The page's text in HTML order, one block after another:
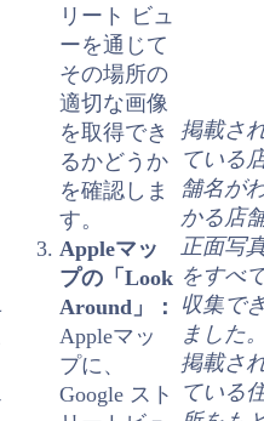
リート ビュ
ーを通じて
その場所の
適切な画像
を取得でき
るかどうか
を確認しま
す。
Appleマッ
プの「Look
Around」：
Appleマッ
プに、
Google スト
掲載さ
ている
舗名が
かる店
正面写
をすべ
収集で
ました
掲載さ
ている